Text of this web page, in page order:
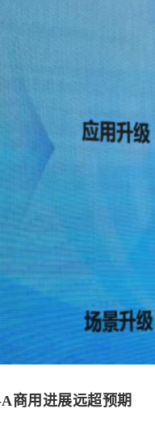
商用进展远超预期